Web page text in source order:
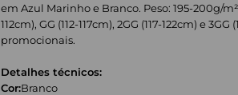
em Azul Marinho e Branco. Peso: 195-200g/
112cm), GG (112-117cm), 2GG (117-122cm) e
promocionais.
Detalhes técnicos:
Cor:Branco